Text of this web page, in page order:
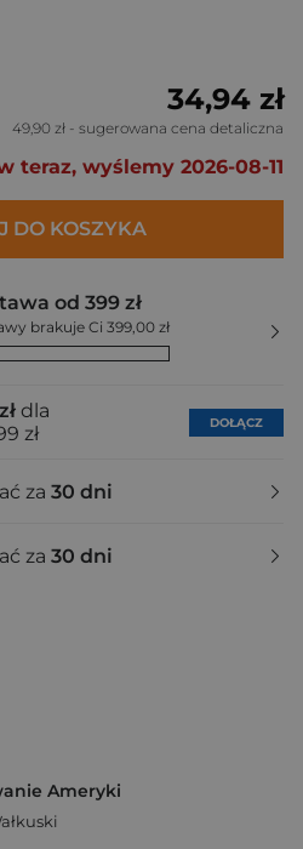
34,94 zł
49,90 zł - sugerowana cena detaliczna
teraz, wyślemy 2026-08-11
DO KOSZYKA
od 399 zł
brakuje Ci 399,00 zł
dla
zł
DOŁĄCZ
za 30 dni
za 30 dni
Ameryki